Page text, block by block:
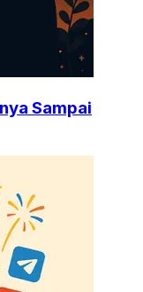
Sampai